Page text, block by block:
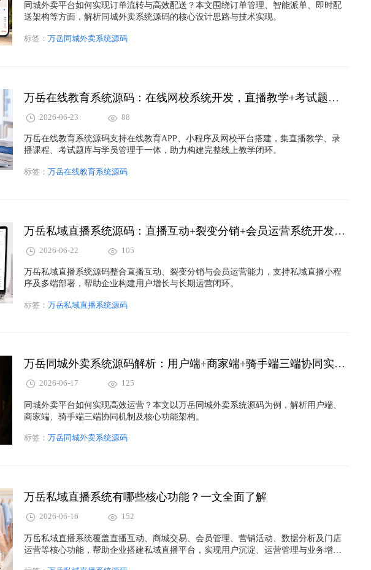
同城外卖平台如何实现订单流转与高效配送？本文围绕订单管理、智能派单、即时配
送架构等方面，解析同城外卖系统源码的核心设计思路与技术实现。
标签：万岳同城外卖系统源码
万岳在线教育系统源码：在线网校系统开发，直播教学+考试题库一体化方案
2026-06-23 88
万岳在线教育系统源码支持在线教育APP、小程序及网校平台搭建，集直播教学、录
播课程、考试题库与学员管理于一体，助力构建完整线上教学闭环。
标签：万岳在线教育系统源码
万岳私域直播系统源码：直播互动+裂变分销+会员运营系统开发实现方案
2026-06-22 105
万岳私域直播系统源码整合直播互动、裂变分销与会员运营能力，支持私域直播小程
序及多端部署，帮助企业构建用户增长与长期运营闭环。
标签：万岳私域直播系统源码
万岳同城外卖系统源码解析：用户端+商家端+骑手端三端协同实现方案
2026-06-17 125
同城外卖平台如何实现高效运营？本文以万岳同城外卖系统源码为例，解析用户端、
商家端、骑手端三端协同机制及核心功能架构。
标签：万岳同城外卖系统源码
万岳私域直播系统有哪些核心功能？一文全面了解
2026-06-16 152
万岳私域直播系统覆盖直播互动、商城交易、会员管理、营销活动、数据分析及门店
运营等核心功能，帮助企业搭建私域直播平台，实现用户沉淀、运营管理与业务增